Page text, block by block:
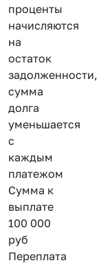
проценты
начисляются
на
остаток
задолженности,
сумма
долга
уменьшается
с
каждым
платежом
Сумма к
выплате
100 000
руб
Переплата